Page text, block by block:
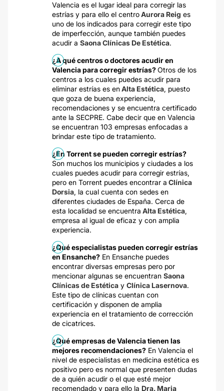
Valencia es el lugar ideal para corregir las
estrías y para ello el centroAurora Reig es
uno de los indicados para corregir este tipo
de imperfección, aunque también puedes
acudir a Saona Clínicas De Estética.
¿A qué centros o doctores acudir en
Valencia para corregir estrías?Otros de los
centros a los cuales puedes acudir para
eliminar estrías es enAlta Estética, puesto
que goza de buena experiencia,
recomendaciones y se encuentra certificado
ante la SECPRE. Cabe decir que en Valencia
se encuentran 103 empresas enfocadas a
brindar este tipo de tratamiento.
¿En Torrent se pueden corregir estrías?
Son muchos los municipios y ciudades a los
cuales puedes acudir para corregir estrías,
pero en Torrent puedes encontrar a Clínica
Dorsia, la cual cuenta con sedes en
diferentes ciudades de España. Cerca de
esta localidad se encuentra Alta Estética,
empresa al igual de eficaz y con amplia
experiencia.
¿Qué especialistas pueden corregir estrías
en Ensanche? En Ensanche puedes
encontrar diversas empresas pero por
mencionar algunas se encuentran Saona
Clínicas de Estética y Clínica Lasernova.
Este tipo de clínicas cuentan con
certificación y disponen de amplia
experiencia en el tratamiento de corrección
de cicatrices.
¿Qué empresas de Valencia tienen las
mejores recomendaciones? En Valencia el
nivel de especialistas en medicina estética es
positivo pero es normal que presenten dudas
de a quién acudir o el que esté mejor
recomendado y para ello la Dra. Maria